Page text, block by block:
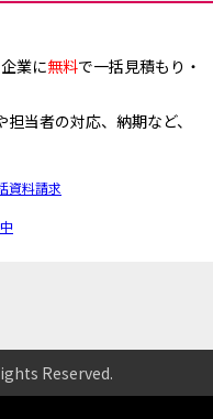
業に無料で一括見積もり・
当者の対応、納期など、
Reserved.